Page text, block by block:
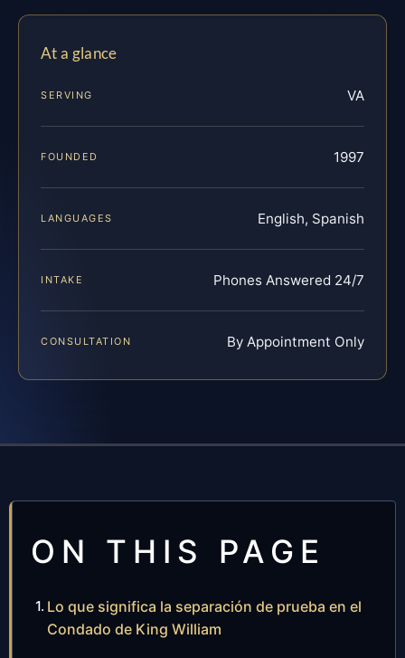
At a glance
SERVING VA
FOUNDED 1997
LANGUAGES English, Spanish
INTAKE Phones Answered 24/7
CONSULTATION By Appointment Only
ON THIS PAGE
Lo que significa la separación de prueba en el
Condado de King William